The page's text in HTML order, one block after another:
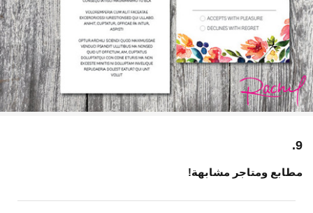
9.
مطابع ومتاجر مشابهة!